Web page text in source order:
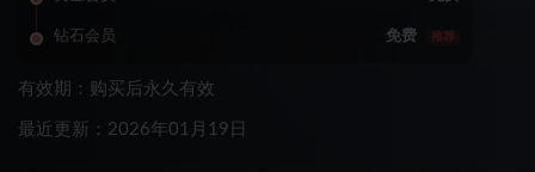
钻石会员 免费 推荐
有效期：购买后永久有效
最近更新：2026年01月19日